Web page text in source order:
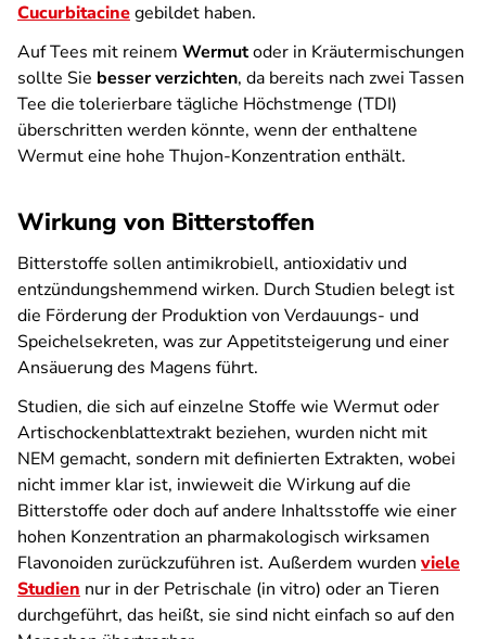
Cucurbitacinegebildet haben.
Auf Tees mit reinem Wermutoder in Kräutermischungen
sollte Sie besser verzichten, da bereits nach zwei Tassen
Tee die tolerierbare tägliche Höchstmenge (TDI)
überschritten werden könnte, wenn der enthaltene
Wermut eine hohe Thujon-Konzentration enthält.
Wirkung von Bitterstoffen
Bitterstoffe sollen antimikrobiell, antioxidativ und
entzündungshemmend wirken. Durch Studien belegt ist
die Förderung der Produktion von Verdauungs- und
Speichelsekreten, was zur Appetitsteigerung und einer
Ansäuerung des Magens führt.
Studien, die sich auf einzelne Stoffe wie Wermut oder
Artischockenblattextrakt beziehen, wurden nicht mit
NEM gemacht, sondern mit definierten Extrakten, wobei
nicht immer klar ist, inwieweit die Wirkung auf die
Bitterstoffe oder doch auf andere Inhaltsstoffe wie einer
hohen Konzentration an pharmakologisch wirksamen
Flavonoiden zurückzuführen ist. Außerdem wurden viele
Studien nur in der Petrischale (in vitro) oder an Tieren
durchgeführt, das heißt, sie sind nicht einfach so auf den